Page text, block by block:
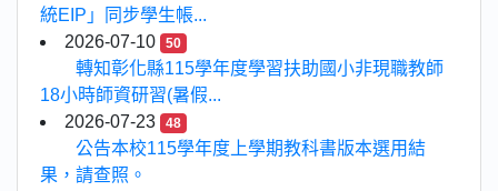
統EIP」同步學生帳...
2026-07-10
50
轉知彰化縣115學年度學習扶助國小非現職教師
18小時師資研習(暑假...
2026-07-23
48
公告本校115學年度上學期教科書版本選用結
果，請查照。